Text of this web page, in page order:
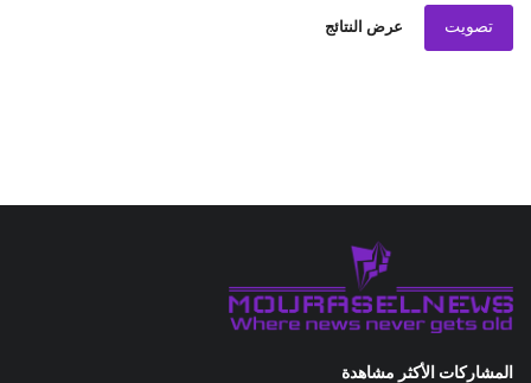
تصويت عرض النتائج
المشاركات الأكثر مشاهدة